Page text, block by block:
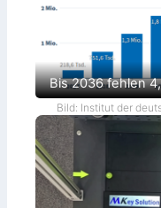
Bis 2036 fehlen
Bild: Institut der